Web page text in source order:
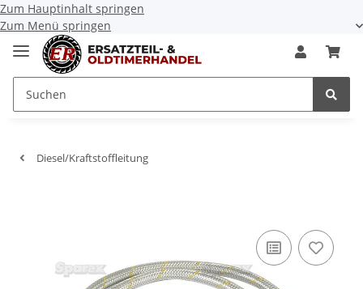
Zum Hauptinhalt springen
Zum Menü springen
Diesel/Kraftstoffleitung